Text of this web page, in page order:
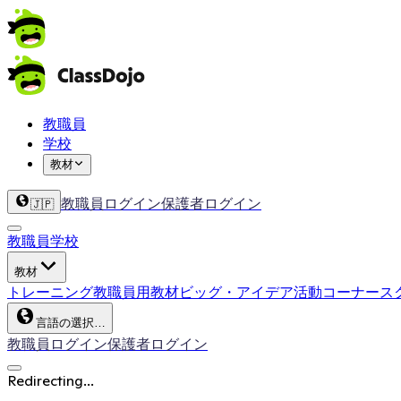
教職員
学校
教材
🇯🇵 教職員ログイン保護者ログイン
教職員学校
教材
トレーニング教職員用教材ビッグ・アイデア活動コーナース
言語の選択…
教職員ログイン保護者ログイン
Redirecting...